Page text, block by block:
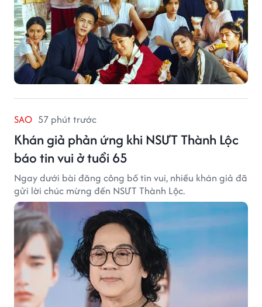
SAO 57 phút trước
Khán giả phản ứng khi NSƯT Thành Lộc
báo tin vui ở tuổi 65
Ngay dưới bài đăng công bố tin vui, nhiều khán giả đã
gửi lời chúc mừng đến NSƯT Thành Lộc.